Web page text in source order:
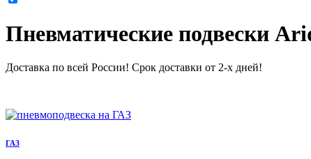
Пневматические подвески
Доставка по всей России! Срок доставки от 2-х дней!
ГАЗ